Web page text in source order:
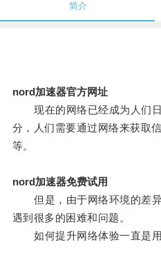
简介
nord加速器官方网址
现在的网络已经成为人们日
分，人们需要通过网络来获取
等。
nord加速器免费试用
但是，由于网络环境的差异
遇到很多的困难和问题。
如何提升网络体验一直是用